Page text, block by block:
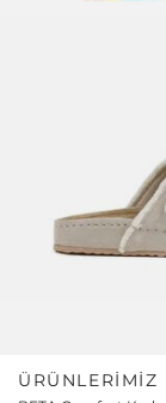
ÜRÜNLERIMIZ